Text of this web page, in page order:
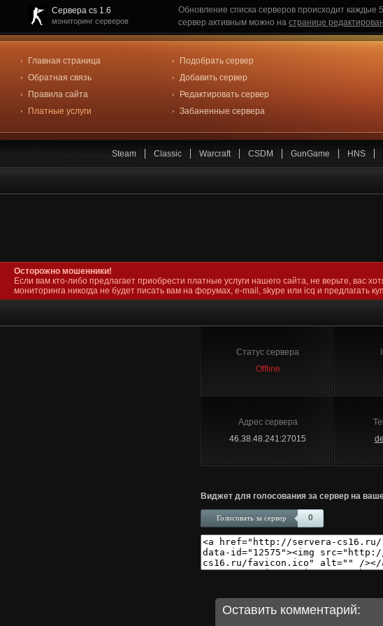
Сервера cs 1.6
мониторинг серверов
Обновление списка серверов происходит
сервер активным можно на странице
Главная страница
Обратная связь
Правила сайта
Платные услуги
Подобрать сервер
Добавить сервер
Редактировать сервер
Забаненные сервера
Steam Classic Warcraft CSDM GunGame HNS
Осторожно мошенники!
Если вам кто-либо предлагает приобрести платные услуги нашего сайта, не верьте,
мониторинга никогда не будет писать вам на форумах, e-mail, skype или icq и предлагать
Статус сервера
Offline
Адрес сервера
46.38.48.241:27015
Виджет для голосования за сервер на
0
Голосовать за сервер
Оставить комментарий: